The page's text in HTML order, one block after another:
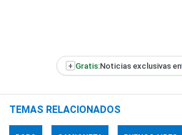
+ Gratis:Noticias exclusivas en
TEMAS RELACIONADOS